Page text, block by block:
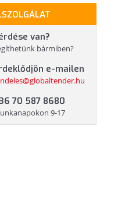
van?
bármiben?
e-mailen
70 587 8680
9-17